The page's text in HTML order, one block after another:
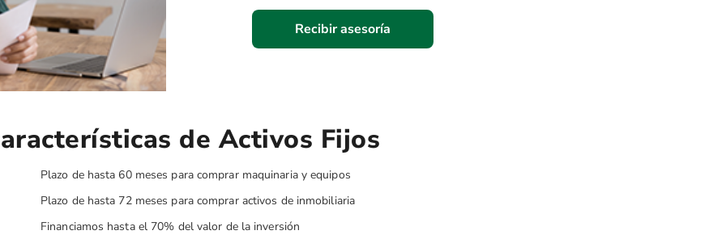
Recibir asesoría
de Activos Fijos
Plazo de hasta 60 meses para comprar maquinaria y equipos
Plazo de hasta 72 meses para comprar activos de inmobiliaria
Financiamos hasta el 70% del valor de la inversión